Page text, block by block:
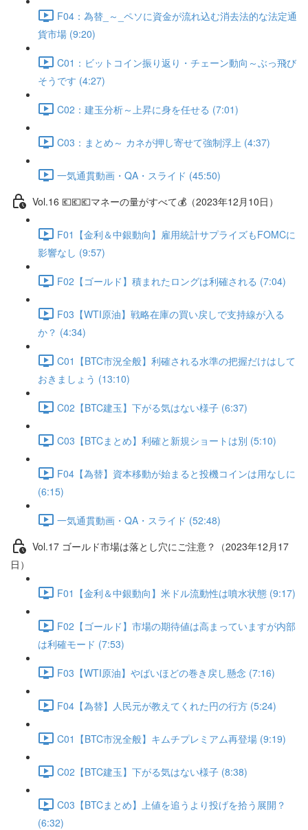
F04：為替_～_ペソに資金が流れ込む消去法的な法定通
貨市場 (9:20)
C01：ビットコイン振り返り・チェーン動向～ぶっ飛び
そうです (4:27)
C02：建玉分析～上昇に身を任せる (7:01)
C03：まとめ～ カネが押し寄せて強制浮上 (4:37)
一気通貫動画・QA・スライド (45:50)
Vol.16 💶💶💶マネーの量がすべて💰（2023年12月10日）
F01【金利＆中銀動向】雇用統計サプライズもFOMCに
影響なし (9:57)
F02【ゴールド】積まれたロングは利確される (7:04)
F03【WTI原油】戦略在庫の買い戻しで支持線が入る
か？ (4:34)
C01【BTC市況全般】利確される水準の把握だけはして
おきましょう (13:10)
C02【BTC建玉】下がる気はない様子 (6:37)
C03【BTCまとめ】利確と新規ショートは別 (5:10)
F04【為替】資本移動が始まると投機コインは用なしに
(6:15)
一気通貫動画・QA・スライド (52:48)
Vol.17 ゴールド市場は落とし穴にご注意？（2023年12月17
日）
F01【金利＆中銀動向】米ドル流動性は噴水状態 (9:17)
F02【ゴールド】市場の期待値は高まっていますが内部
は利確モード (7:53)
F03【WTI原油】やばいほどの巻き戻し懸念 (7:16)
F04【為替】人民元が教えてくれた円の行方 (5:24)
C01【BTC市況全般】キムチプレミアム再登場 (9:19)
C02【BTC建玉】下がる気はない様子 (8:38)
C03【BTCまとめ】上値を追うより投げを拾う展開？
(6:32)